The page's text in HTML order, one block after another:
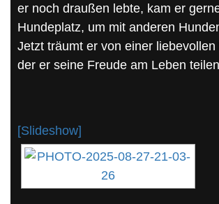
er noch draußen lebte, kam er
Hundeplatz, um mit anderen
Jetzt träumt er von einer
der er seine Freude am Leben
[Slideshow]